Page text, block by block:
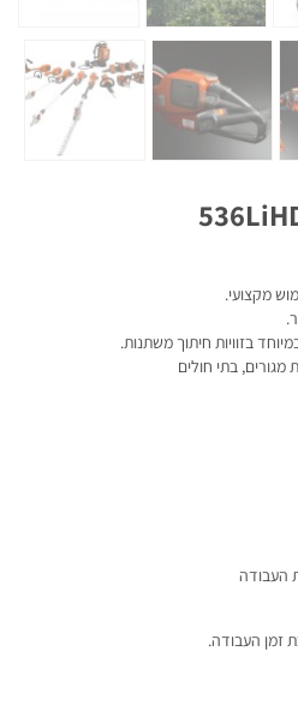
מקצועי.
בזוויות חיתוך משתנות.
בתי חולים
העבודה
זמן העבודה.